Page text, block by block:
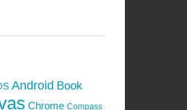
Android Book
Chrome Compass